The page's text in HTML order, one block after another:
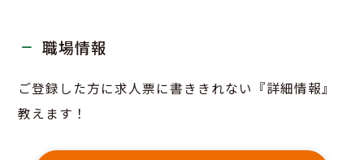
職場情報
ご登録した方に求人票に書ききれない『詳細情報』
教えます！